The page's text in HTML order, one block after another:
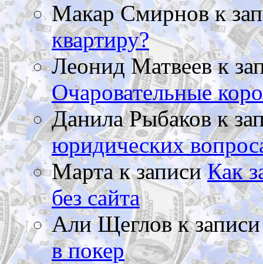
Макар Смирновк
квартиру?
Леонид Матвеевк
Очаровательные
Данила Рыбаковк
юридических
Мартак записиКак
без сайта
Али Щегловк
в покер